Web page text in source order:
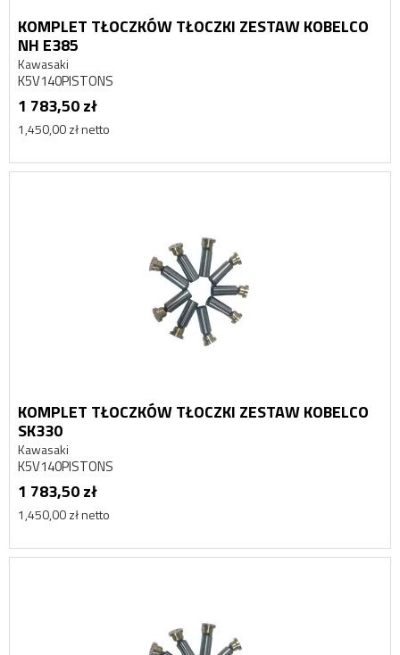
KOMPLET TŁOCZKÓW TŁOCZKI ZESTAW KOBELCO
NH E385
Kawasaki
K5V140PISTONS
1 783,50 zł
1,450,00 zł netto
KOMPLET TŁOCZKÓW TŁOCZKI ZESTAW KOBELCO
SK330
Kawasaki
K5V140PISTONS
1 783,50 zł
1,450,00 zł netto